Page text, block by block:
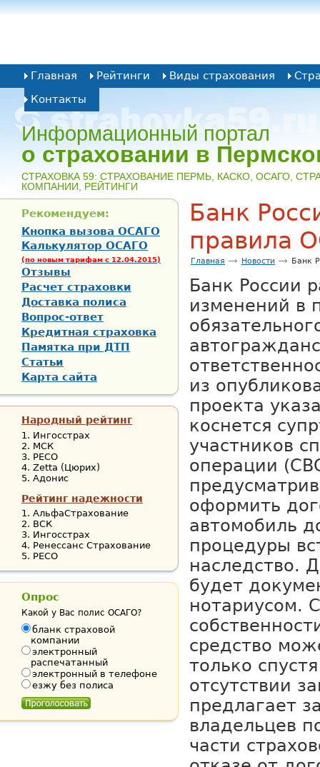
Информационный портал
о страховании в
CТРАХОВКА 59: СТРАХОВАНИЕ ПЕРМЬ, КАСКО, ОСАГО,
КОМПАНИИ, РЕЙТИНГИ
Главная Рейтинги Виды страхования
Контакты
Банк
правила
Главная Новости Банк
Банк России
изменений в
из
проекта
коснется
участников
операции
оформить
автомобиль
процедуры
наследство.
будет
нотариусом.
средство
только
отсутствии
предлагает
владельцев
части
Рекомендуем:
Кнопка вызова ОСАГО
Калькулятор ОСАГО
(по новым тарифам с 12.04.2015)
Отзывы
Расчет страховки
Доставка полиса
Вопрос-ответ
Кредитная страховка
Памятка при ДТП
Статьи
Карта сайта
Народный рейтинг
Ингосстрах
МСК
РЕСО
Zetta (Цюрих)
Адонис
Рейтинг надежности
АльфаСтрахование
ВСК
Ингосстрах
Ренессанс Страхование
РЕСО
Опрос
Какой у Вас полис ОСАГО?
бланк страховой
компании
электронный
распечатанный
электронный в телефоне
езжу без полиса